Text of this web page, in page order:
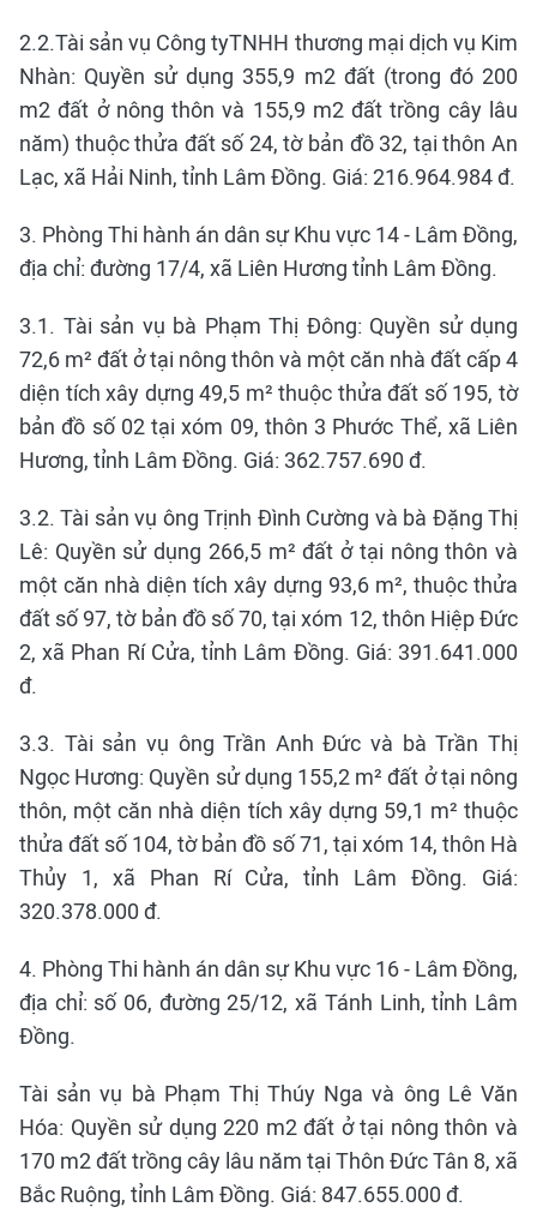
2.2.Tài sản vụ Công tyTNHH thương mại dịch vụ Kim
Nhàn: Quyền sử dụng 355,9 m2 đất (trong đó 200
m2 đất ở nông thôn và 155,9 m2 đất trồng cây lâu
năm) thuộc thửa đất số 24, tờ bản đồ 32, tại thôn An
Lạc, xã Hải Ninh, tỉnh Lâm Đồng. Giá: 216.964.984 đ.
3. Phòng Thi hành án dân sự Khu vực 14 - Lâm Đồng,
địa chỉ: đường 17/4, xã Liên Hương tỉnh Lâm Đồng.
3.1. Tài sản vụ bà Phạm Thị Đông: Quyền sử dụng
72,6 m² đất ở tại nông thôn và một căn nhà đất cấp 4
diện tích xây dựng 49,5 m² thuộc thửa đất số 195, tờ
bản đồ số 02 tại xóm 09, thôn 3 Phước Thể, xã Liên
Hương, tỉnh Lâm Đồng. Giá: 362.757.690 đ.
3.2. Tài sản vụ ông Trịnh Đình Cường và bà Đặng Thị
Lê: Quyền sử dụng 266,5 m² đất ở tại nông thôn và
một căn nhà diện tích xây dựng 93,6 m², thuộc thửa
đất số 97, tờ bản đồ số 70, tại xóm 12, thôn Hiệp Đức
2, xã Phan Rí Cửa, tỉnh Lâm Đồng. Giá: 391.641.000
đ.
3.3. Tài sản vụ ông Trần Anh Đức và bà Trần Thị
Ngọc Hương: Quyền sử dụng 155,2 m² đất ở tại nông
thôn, một căn nhà diện tích xây dựng 59,1 m² thuộc
thửa đất số 104, tờ bản đồ số 71, tại xóm 14, thôn Hà
Thủy 1, xã Phan Rí Cửa, tỉnh Lâm Đồng. Giá:
320.378.000 đ.
4. Phòng Thi hành án dân sự Khu vực 16 - Lâm Đồng,
địa chỉ: số 06, đường 25/12, xã Tánh Linh, tỉnh Lâm
Đồng.
Tài sản vụ bà Phạm Thị Thúy Nga và ông Lê Văn
Hóa: Quyền sử dụng 220 m2 đất ở tại nông thôn và
170 m2 đất trồng cây lâu năm tại Thôn Đức Tân 8, xã
Bắc Ruộng, tỉnh Lâm Đồng. Giá: 847.655.000 đ.